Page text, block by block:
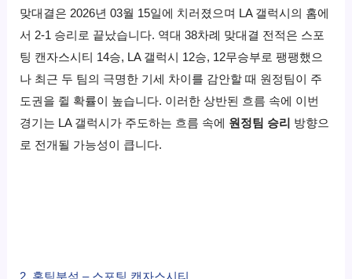
맞대결은 2026년 03월 15일에 치러졌으며 LA 갤럭시의 홈에
서 2-1 승리로 끝났습니다. 역대 38차례 맞대결 전적은 스포
팅 캔자스시티 14승, LA 갤럭시 12승, 12무승부로 팽팽했으
나 최근 두 팀의 극명한 기세 차이를 감안할 때 원정팀이 주
도권을 쥘 확률이 높습니다. 이러한 상반된 흐름 속에 이번
경기는 LA 갤럭시가 주도하는 흐름 속에 원정팀 승리 방향으
로 전개될 가능성이 큽니다.